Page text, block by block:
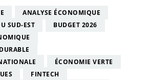
ANALYSE ÉCONOMIQUE
SUD-EST
BUDGET 2026
ÉCONOMIE VERTE
FINTECH